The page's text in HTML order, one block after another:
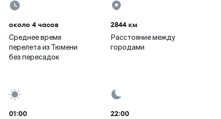
около 4 часов
Среднее время
перелета из Тюмени
без пересадок
2844 км
Расстояние между
городами
01:00 22:00